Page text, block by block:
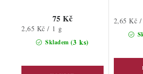
Skladem (3 ks)
75 Kč
Měrná
2,65 Kč / 1 g
Měrná
2,65 Kč